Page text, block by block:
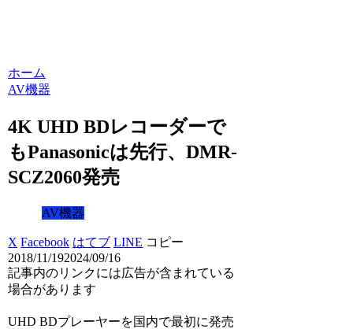
ホーム
AV機器
4K UHD BDレコーダーで
もPanasonicは先行、DMR-
SCZ2060発売
AV機器
X Facebook はてブ LINE コピー
2018/11/192024/09/16
記事内のリンクには広告が含まれている
場合があります
UHD BDプレーヤーを国内で最初に発売